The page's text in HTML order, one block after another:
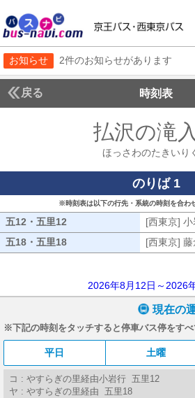
お知らせ 2件のお知らせがあります
戻る 時刻表
払沢の滝
ほっさわのたきいり
のりば 1
※時刻表は以下の行先・系統の時刻を合わ
五12・五里12 [西東京]
五18・五里18
[西東京]
2026年8月12日～2026
現在の
※下記の時刻をタッチすると停車バス停をすべ
平日 土曜
コ : やすらぎの里経由小岩行 五里12
ヤ : やすらぎの里経由 五里18